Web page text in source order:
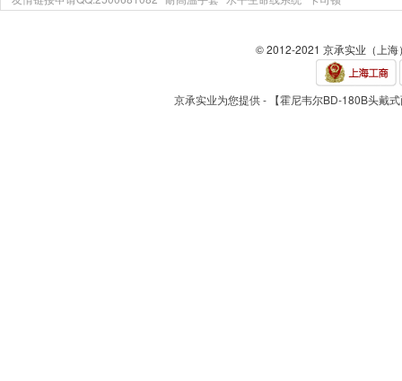
© 2012-2021 京承实业（上
京承实业为您提供 - 【霍尼韦尔BD-180B头戴